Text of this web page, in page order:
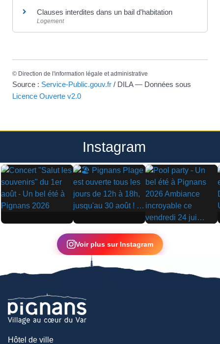
Clauses interdites dans un bail d'habitation
Logement
© Direction de l'information légale et administrative
Source : Service-Public.gouv.fr / DILA — Données sous
Licence Ouverte v2.0
Instagram
▶ ▶
▶
Voir plus sur Instagram
Hôtel de ville